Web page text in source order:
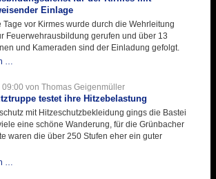
Einlage
Tage vor Kirmes wurde durch die Wehrleitung
Feuerwehrausbildung gerufen und über 13
und Kameraden sind der Einladung gefolgt.
…
für
der
Kirmes
mit
zukunftsweisender
09:00 von Thomas Geigenmüller
testet ihre Hitzebelastung
mit Hitzeschutzbekleidung gings die Bastei
eine schöne Wanderung, für die Grünbacher
waren die über 250 Stufen eher ein guter
…